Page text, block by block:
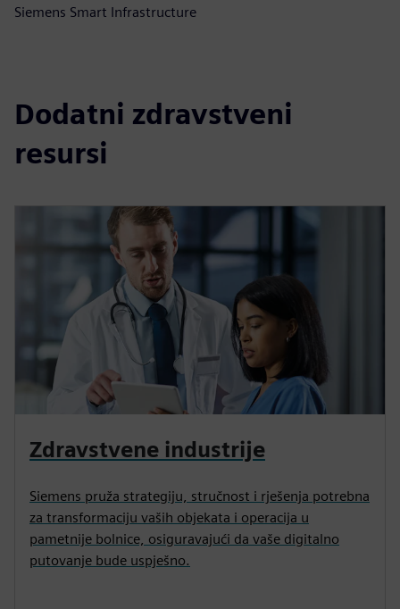
Siemens Smart Infrastructure
Dodatni zdravstveni
resursi
Zdravstvene industrije
Siemens pruža strategiju, stručnost i rješenja potrebna
za transformaciju vaših objekata i operacija u
pametnije bolnice, osiguravajući da vaše digitalno
putovanje bude uspješno.